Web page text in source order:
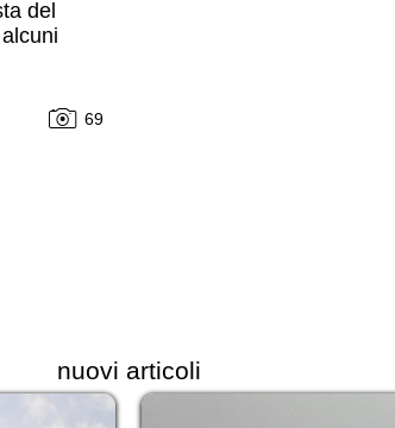
del
69
nuovi articoli